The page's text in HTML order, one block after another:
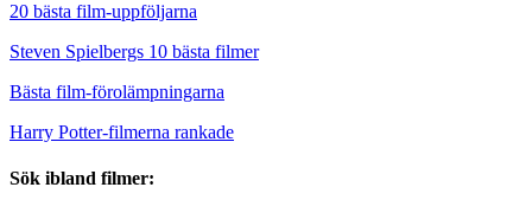
20 bästa film-uppföljarna
Steven Spielbergs 10 bästa filmer
Bästa film-förolämpningarna
Harry Potter-filmerna rankade
Sök ibland filmer: